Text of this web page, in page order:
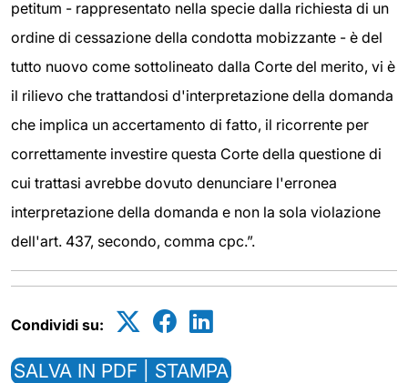
petitum - rappresentato nella specie dalla richiesta di un
ordine di cessazione della condotta mobizzante - è del
tutto nuovo come sottolineato dalla Corte del merito, vi è
il rilievo che trattandosi d'interpretazione della domanda
che implica un accertamento di fatto, il ricorrente per
correttamente investire questa Corte della questione di
cui trattasi avrebbe dovuto denunciare l'erronea
interpretazione della domanda e non la sola violazione
dell'art. 437, secondo, comma cpc.”.
Condividi su:
SALVA IN PDF | STAMPA